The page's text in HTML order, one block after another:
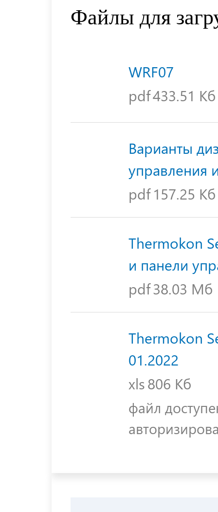
Файлы для
WRF07
pdf433.51 Кб
Варианты
управления
pdf 157.25 Кб
Thermokon
и панели
pdf38.03 Мб
Thermokon
01.2022
xls806 Кб
файл